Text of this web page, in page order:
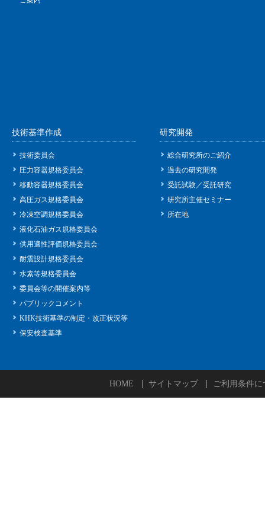
技術基準作成
技術委員会
圧力容器規格委員会
移動容器規格委員会
高圧ガス規格委員会
冷凍空調規格委員会
液化石油ガス規格委員会
供用適性評価規格委員会
耐震設計規格委員会
水素等規格委員会
委員会等の開催案内等
パブリックコメント
KHK技術基準の制定・改正状況等
保安検査基準
研究開発
総合研究所のご紹介
過去の研究開発
受託試験／受託研究
研究所主催セミナー
所在地
HOME サイトマップ ご利用条件に